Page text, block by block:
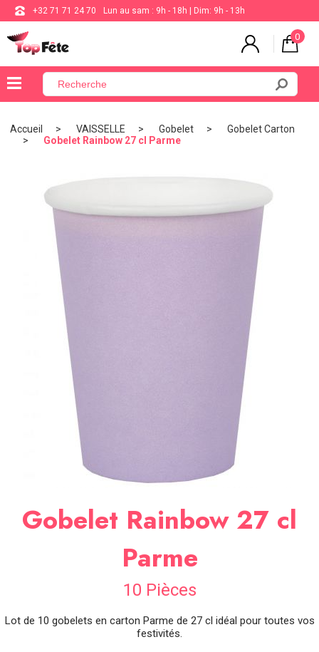
+32 71 71 24 70 Lun au sam : 9h - 18h | Dim: 9h - 13h
0
×
BALLON
MARIAGE
VAISSELLE
BAPTÊME
COMMUNION
Accueil VAISSELLE Gobelet
Gobelet Carton
Gobelet Rainbow 27 cl Parme
Gobelet Rainbow 27 cl
Parme
10 Pièces
Lot de 10 gobelets en carton Parme de 27 cl idéal pour toutes vos
festivités.